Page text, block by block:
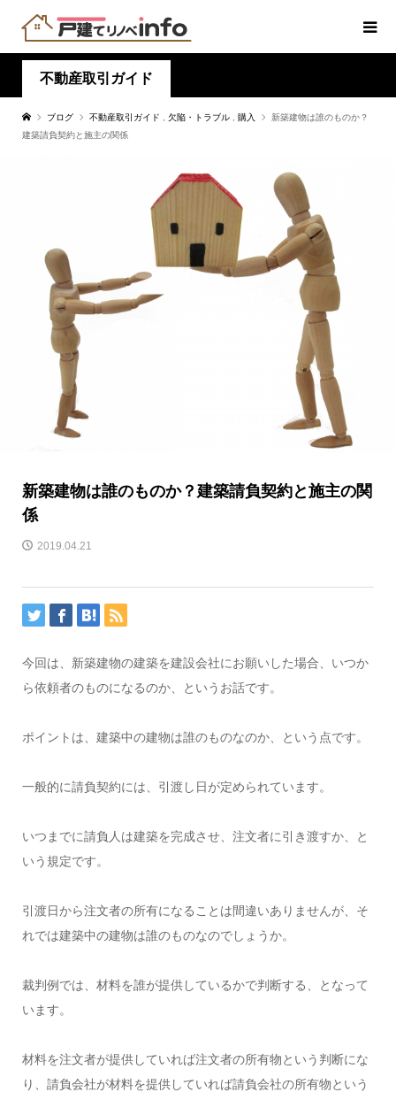
不動産取引ガイド
ブログ 不動産取引ガイド 欠陥・トラブル 購入
新築建物は誰のものか？
建築請負契約と施主の関係
新築建物は誰のものか？建築請負契約と施主の関
係
2019.04.21
今回は、新築建物の建築を建設会社にお願いした場合、いつか
ら依頼者のものになるのか、というお話です。
ポイントは、建築中の建物は誰のものなのか、という点です。
一般的に請負契約には、引渡し日が定められています。
いつまでに請負人は建築を完成させ、注文者に引き渡すか、と
いう規定です。
引渡日から注文者の所有になることは間違いありませんが、そ
れでは建築中の建物は誰のものなのでしょうか。
裁判例では、材料を誰が提供しているかで判断する、となって
います。
材料を注文者が提供していれば注文者の所有物という判断にな
り、請負会社が材料を提供していれば請負会社の所有物という